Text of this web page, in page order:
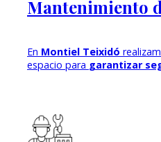
Mantenimiento
En Montiel Teixidó
espacio para garantizar